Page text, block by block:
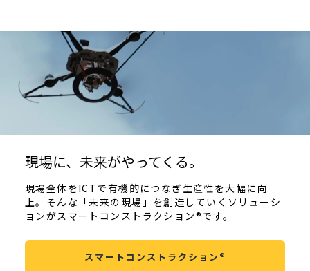
現場に、未来がやってくる。
現場全体をICTで有機的につなぎ生産性を大幅に向
上。そんな「未来の現場」を創造していくソリューシ
ョンがスマートコンストラクション®です。
スマートコンストラクション®